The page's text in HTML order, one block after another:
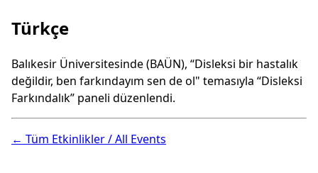
Türkçe
Balıkesir Üniversitesinde (BAÜN), “Disleksi bir hastalık
değildir, ben farkındayım sen de ol" temasıyla “Disleksi
Farkındalık” paneli düzenlendi.
← Tüm Etkinlikler / All Events